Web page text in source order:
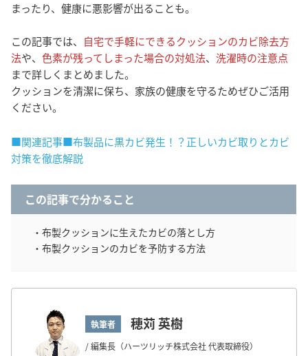
まったり、健康に悪影響が出ることも。
この記事では、 自宅で手軽にできるクッションのカビ除去方
法や、 色素が残ってしまった場合の対処法、 洗濯時の注意点
まで詳しくまとめました。
クッションを清潔に保ち、家族の健康を守るためぜひご活用
ください。
■関連記事■布製品に黒カビ発生！？正しいカビ取りとカビ
対策を徹底解説
この記事で分かること
・布製クッションに生えたカビの落とし方
・布製クッションのカビを予防する方法
執筆者 穂苅 英樹
/ 編集長（ハーツリッチ株式会社 代表取締役）